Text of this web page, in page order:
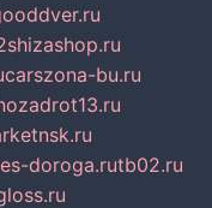
carszona-bu.ru
doroga.rutb02.ru